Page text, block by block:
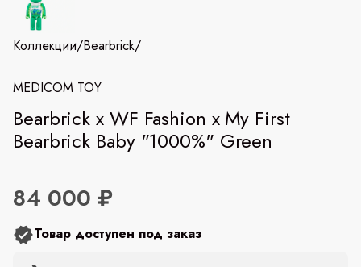
Коллекции/Bearbrick/
MEDICOM TOY
Bearbrick x WF Fashion x My First
Bearbrick Baby "1000%" Green
84 000 ₽
Товар доступен под заказ